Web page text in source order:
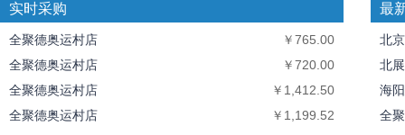
实时采购
全聚德奥运村店
￥765.00
全聚德奥运村店
￥720.00
全聚德奥运村店
￥1,412.50
全聚德奥运村店
￥1,199.52
最
北
北
海
全